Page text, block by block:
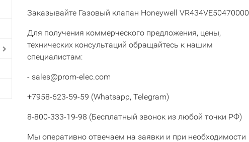
Заказывайте Газовый клапан Honeywell VR434VE50470000
Для получения коммерческого предложения, цены,
технических консультаций обращайтесь к нашим
специалистам:
- sales@prom-elec.com
+7958-623-59-59 (Whatsapp, Telegram)
8-800-333-19-98 (Бесплатный звонок из любой точки РФ)
Мы оперативно отвечаем на заявки и при необходимости